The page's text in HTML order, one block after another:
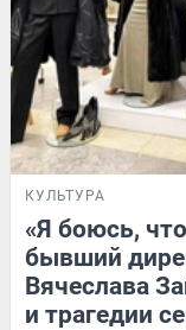
КУЛЬТУРА
«Я боюсь,
бывший
Вячеслава
и трагедии